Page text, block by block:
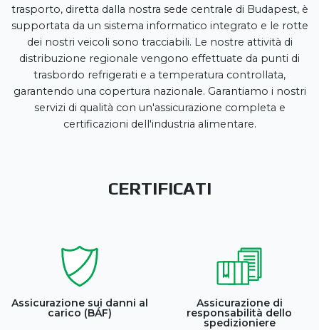
trasporto, diretta dalla nostra sede centrale di Budapest, è
supportata da un sistema informatico integrato e le rotte
dei nostri veicoli sono tracciabili. Le nostre attività di
distribuzione regionale vengono effettuate da punti di
trasbordo refrigerati e a temperatura controllata,
garantendo una copertura nazionale. Garantiamo i nostri
servizi di qualità con un'assicurazione completa e
certificazioni dell'industria alimentare.
CERTIFICATI
Assicurazione sui danni al
carico (BÁF)
Assicurazione di
responsabilità dello
spedizioniere